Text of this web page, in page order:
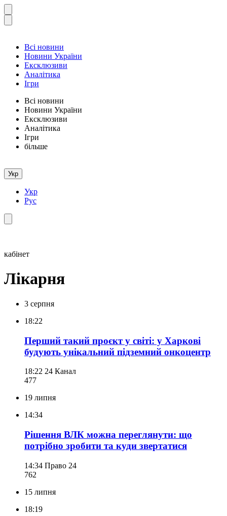
Всі новини
Новини України
Ексклюзиви
Аналітика
Ігри
Всі новини
Новини України
Ексклюзиви
Аналітика
Ігри
більше
Укр
Укр
Рус
кабінет
Лікарня
3 серпня
18:22
Перший такий проєкт у світі: у Харкові
будують унікальний підземний онкоцентр
18:22 24 Канал
477
19 липня
14:34
Рішення ВЛК можна переглянути: що
потрібно зробити та куди звертатися
14:34 Право 24
762
15 липня
18:19